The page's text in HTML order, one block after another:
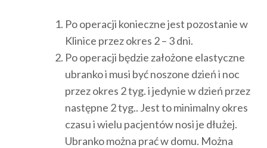
Po operacji konieczne jest pozostanie w
Klinice przez okres 2 – 3 dni.
Po operacji będzie założone elastyczne
ubranko i musi być noszone dzień i noc
przez okres 2 tyg. i jedynie w dzień przez
następne 2 tyg.. Jest to minimalny okres
czasu i wielu pacjentów nosi je dłużej.
Ubranko można prać w domu. Można